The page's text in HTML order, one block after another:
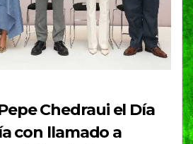
Chedraui el Día
con llamado a